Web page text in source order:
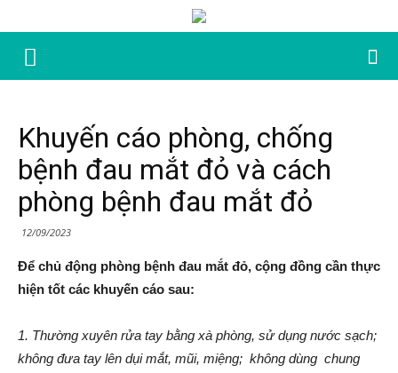
Khuyến cáo phòng, chống
bệnh đau mắt đỏ và cách
phòng bệnh đau mắt đỏ
12/09/2023
Để chủ động phòng bệnh đau mắt đỏ, cộng đồng cần thực
hiện tốt các khuyến cáo sau:
​1. ​Thường xuyên rửa tay bằng xà phòng, sử dụng nước sạch;
không đưa tay lên dụi mắt, mũi, miệng; không dùng chung